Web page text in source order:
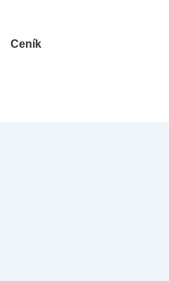
Ceník